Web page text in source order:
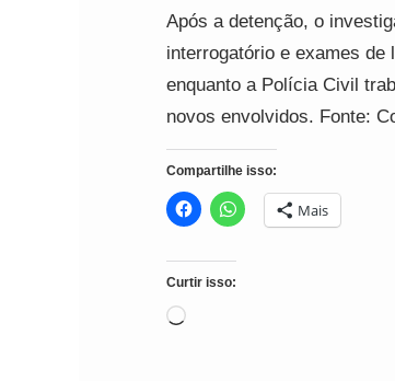
Após a detenção, o
interrogatório e exames
enquanto a Polícia Civil
novos envolvidos. Fonte:
Compartilhe isso:
Mais
Curtir isso:
Carregando...